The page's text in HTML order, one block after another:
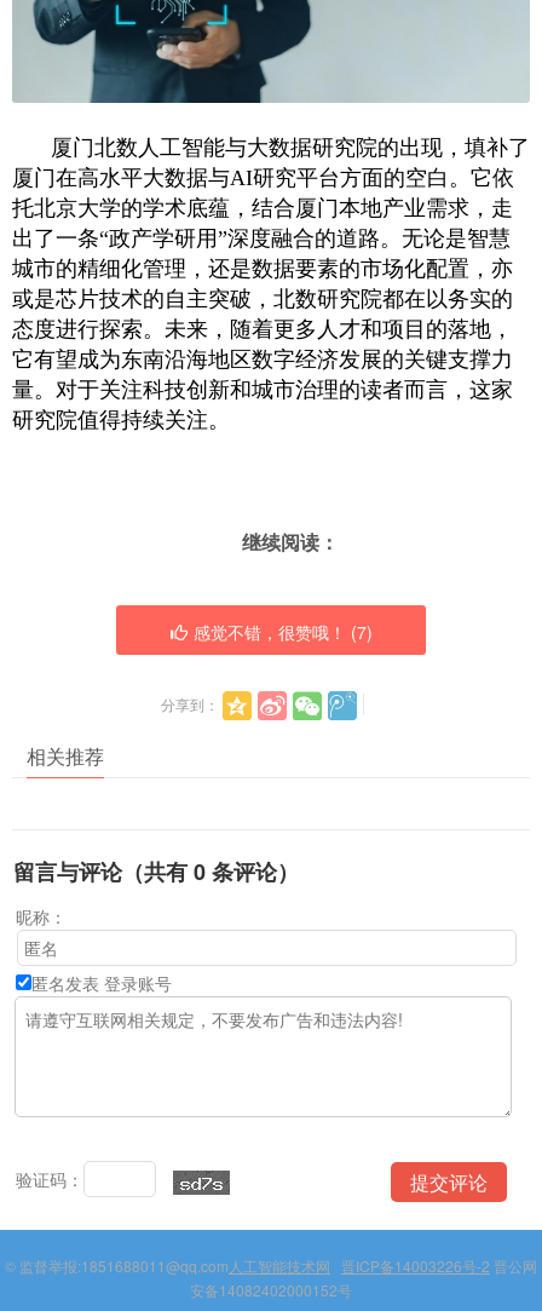
厦门北数人工智能与大数据研究院的出现，填补了
厦门在高水平大数据与AI研究平台方面的空白。它依
托北京大学的学术底蕴，结合厦门本地产业需求，走
出了一条“政产学研用”深度融合的道路。无论是智慧
城市的精细化管理，还是数据要素的市场化配置，亦
或是芯片技术的自主突破，北数研究院都在以务实的
态度进行探索。未来，随着更多人才和项目的落地，
它有望成为东南沿海地区数字经济发展的关键支撑力
量。对于关注科技创新和城市治理的读者而言，这家
研究院值得持续关注。
继续阅读：
感觉不错，很赞哦！ (7)
分享到：
相关推荐
留言与评论（共有0条评论）
昵称：
匿名发表 登录账号
验证码：
© 监督举报:1851688011@qq.com 人工智能技术网 晋ICP备14003226号-2 晋公网
安备14082402000152号